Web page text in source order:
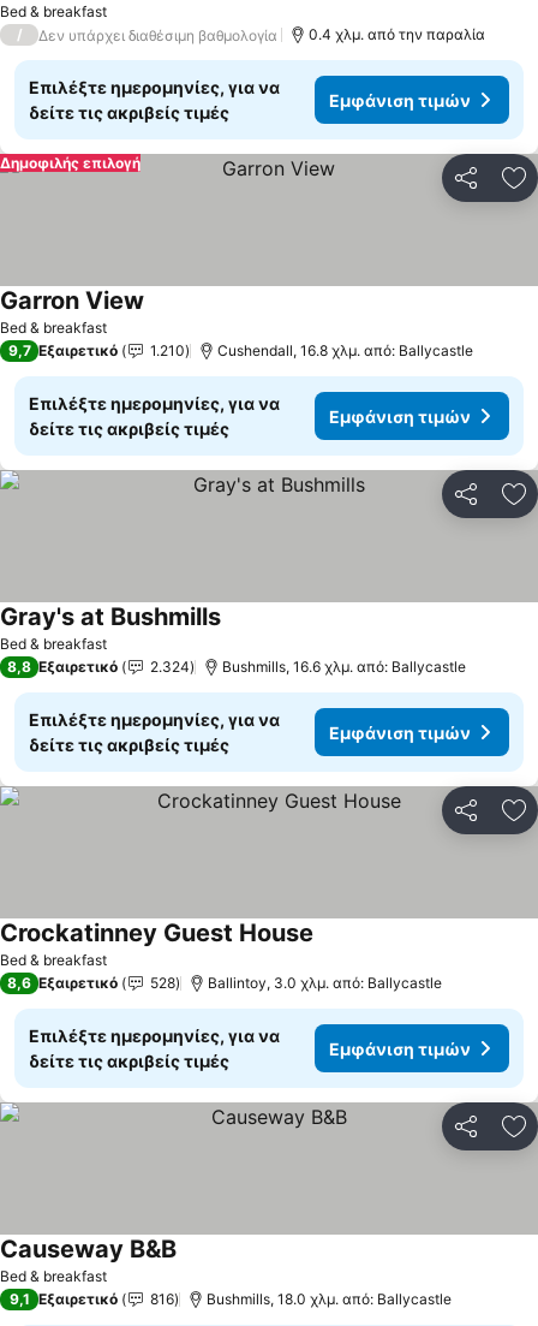
Bed & breakfast
/ Δεν υπάρχει διαθέσιμη βαθμολογία 0.4 χλμ. από την παραλία
Επιλέξτε ημερομηνίες, για να
δείτε τις ακριβείς τιμές
Εμφάνιση τιμών
Δημοφιλής επιλογή
Bed & breakfast
Garron View
9,7 Εξαιρετικό 1.210 Cushendall, 16.8 χλμ. από: Ballycastle
Επιλέξτε ημερομηνίες, για να
δείτε τις ακριβείς τιμές
Εμφάνιση τιμών
Bed & breakfast
Gray's at Bushmills
8,8 Εξαιρετικό 2.324 Bushmills, 16.6 χλμ. από: Ballycastle
Επιλέξτε ημερομηνίες, για να
δείτε τις ακριβείς τιμές
Εμφάνιση τιμών
Bed & breakfast
Crockatinney Guest House
8,6 Εξαιρετικό 528 Ballintoy, 3.0 χλμ. από: Ballycastle
Επιλέξτε ημερομηνίες, για να
δείτε τις ακριβείς τιμές
Εμφάνιση τιμών
Bed & breakfast
Causeway B&B
9,1 Εξαιρετικό 816 Bushmills, 18.0 χλμ. από: Ballycastle